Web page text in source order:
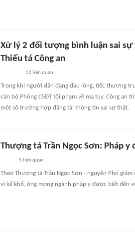
Xử lý 2 đối tượng bình luận sai sự
Thiếu tá Công an
12 liên quan
Trong khi người dân đang đau lòng, tiếc thương
cán bộ Phòng CSĐT tội phạm về ma túy, Công an
một số trường hợp đăng tải thông tin sai sự thật.
Thượng tá Trần Ngọc Sơn: Pháp
5 liên quan
Theo Thượng tá Trần Ngọc Sơn - nguyên Phó
vì kể khổ, ông mong ngành pháp y được biết đến